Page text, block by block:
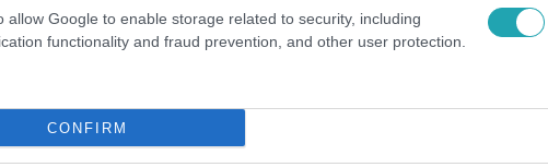
allow Google to enable storage related to security, including
functionality and fraud prevention, and other user protection.
CONFIRM